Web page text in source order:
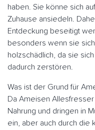
haben. Sie könne sich
Zuhause ansiedeln.
Entdeckung beseitigt
besonders wenn sie
holzschädlich, da sie
dadurch zerstören.
Was ist der Grund für
Da Ameisen
Nahrung und dringen in
ein, aber auch durch die